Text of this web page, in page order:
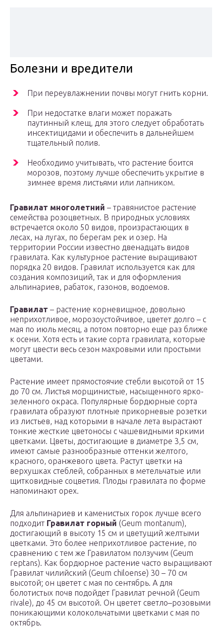
Болезни и вредители
При переувлажнении почвы могут гнить корни.
При недостатке влаги может поражать
паутинный клещ, для этого следует обработать
инсектицидами и обеспечить в дальнейшем
тщательный полив.
Необходимо учитывать, что растение боится
морозов, поэтому лучше обеспечить укрытие в
зимнее время листьями или лапником.
Гравилат многолетний – травянистое растение
семейства розоцветных. В природных условиях
встречается около 50 видов, произрастающих в
лесах, на лугах, по берегам рек и озер. На
территории России известно двенадцать видов
гравилата. Как культурное растение выращивают
порядка 20 видов. Гравилат используется как для
создания композиций, так и для оформления
альпинариев, рабаток, газонов, водоемов.
Гравилат – растение корневищное, довольно
неприхотливое, морозоустойчивое, цветет долго – с
мая по июль месяц, а потом повторно еще раз ближе
к осени. Хотя есть и такие сорта гравилата, которые
могут цвести весь сезон махровыми или простыми
цветами.
Растение имеет прямостоячие стебли высотой от 15
до 70 см. Листья морщинистые, насыщенного ярко-
зеленного окраса. Популярные бордюрные сорта
гравилата образуют плотные прикорневые розетки
из листьев, над которыми в начале лета вырастают
тонкие жесткие цветоносы с чашевидными яркими
цветками. Цветы, достигающие в диаметре 3,5 см,
имеют самые разнообразные оттенки желтого,
красного, оранжевого цвета. Растут цветки на
верхушках стеблей, собранных в метельчатые или
щитковидные соцветия. Плоды гравилата по форме
напоминают орех.
Для альпинариев и каменистых горок лучше всего
подходит Гравилат горный (Geum montanum),
достигающий в высоту 15 см и цветущий желтыми
цветками. Это более неприхотливое растение, по
сравнению с тем же Гравилатом ползучим (Geum
reptans). Как бордюрное растение часто выращивают
Гравилат чилийский (Geum chiloense) 30 – 70 см
высотой; он цветет с мая по сентябрь. А для
болотистых почв подойдет Гравилат речной (Geum
rivale), до 45 см высотой. Он цветет светло–розовыми
поникающими колокольчатыми цветками с мая по
октябрь.